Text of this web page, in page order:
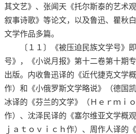
其文艺》、张闻天《托尔斯泰的艺术
叙事诗歌》等论文，以及鲁迅、瞿秋
文学作品多篇。
〔１１〕《被压迫民族文学号》即
号》，《小说月报》第十二卷第十期
出版。内收鲁迅译的《近代捷克文学
作）和《小俄罗斯文学略说》（德国
冰译的《芬兰的文学》（Ｈｅｒｍｉ
作）、沈泽民译的《塞尔维亚文学概
ｊａｔｏｖｉｃｈ作）、周作人译的